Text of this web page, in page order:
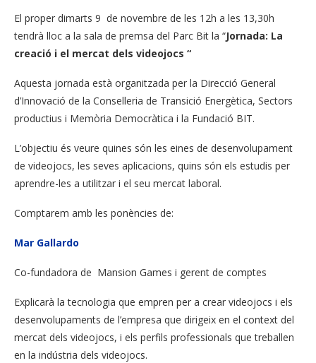
El proper dimarts 9 de novembre de les 12h a les 13,30h
tendrà lloc a la sala de premsa del Parc Bit la “Jornada: La
creació i el mercat dels videojocs “
Aquesta jornada està organitzada per la Direcció General
d’Innovació de la Conselleria de Transició Energètica, Sectors
productius i Memòria Democràtica i la Fundació BIT.
L’objectiu és veure quines són les eines de desenvolupament
de videojocs, les seves aplicacions, quins són els estudis per
aprendre-les a utilitzar i el seu mercat laboral.
Comptarem amb les ponències de:
Mar Gallardo
Co-fundadora de Mansion Games i gerent de comptes
Explicarà la tecnologia que empren per a crear videojocs i els
desenvolupaments de l’empresa que dirigeix en el context del
mercat dels videojocs, i els perfils professionals que treballen
en la indústria dels videojocs.